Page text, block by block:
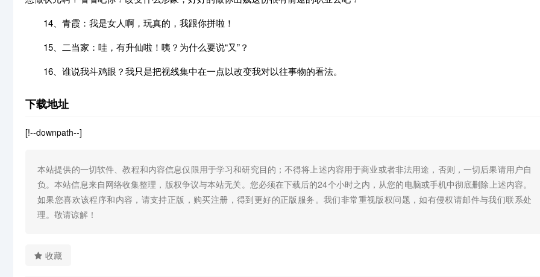
14、青霞：我是女人啊，玩真的，我跟你拼啦！
15、二当家：哇，有升仙啦！咦？为什么要说“又”？
16、谁说我斗鸡眼？我只是把视线集中在一点以改变我对以往事物的看法。
下载地址
[!--downpath--]
本站提供的一切软件、教程和内容信息仅限用于学习和研究目的；不得将上述内容用于商业或者非法用途，否则，一切后果请用户自
负。本站信息来自网络收集整理，版权争议与本站无关。您必须在下载后的24个小时之内，从您的电脑或手机中彻底删除上述内容。
如果您喜欢该程序和内容，请支持正版，购买注册，得到更好的正版服务。我们非常重视版权问题，如有侵权请邮件与我们联系处
理。敬请谅解！
收藏